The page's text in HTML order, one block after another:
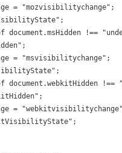
= "mozvisibilitychange";
!==
= "msvisibilitychange";
!==
=